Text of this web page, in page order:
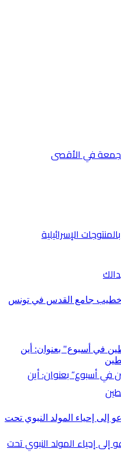
الإسرائيلية
في أسبوع” بعنوان: أين
إلى إحياء المولد النبوي تحت